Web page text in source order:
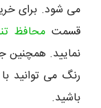
می شود. برای
قسمت محافظ
نمایید.
رنگ می توانید
باشید.